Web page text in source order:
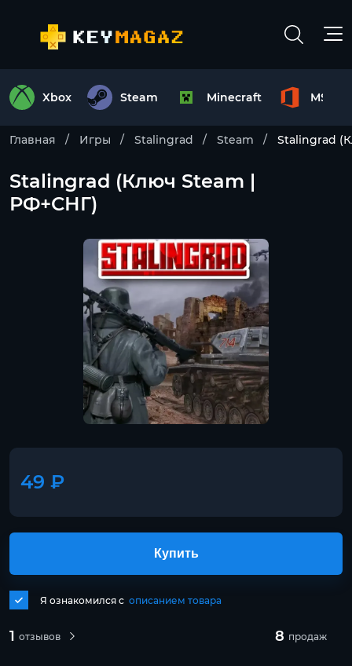
Xbox Steam Minecraft MS
Главная Игры Stalingrad Steam Stalingrad
Stalingrad (Ключ Steam |
РФ+СНГ)
49 ₽
1 отзывов 8 продаж
Я ознакомился с описанием товара
Купить